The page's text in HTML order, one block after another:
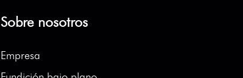
Sobre nosotros
Empresa